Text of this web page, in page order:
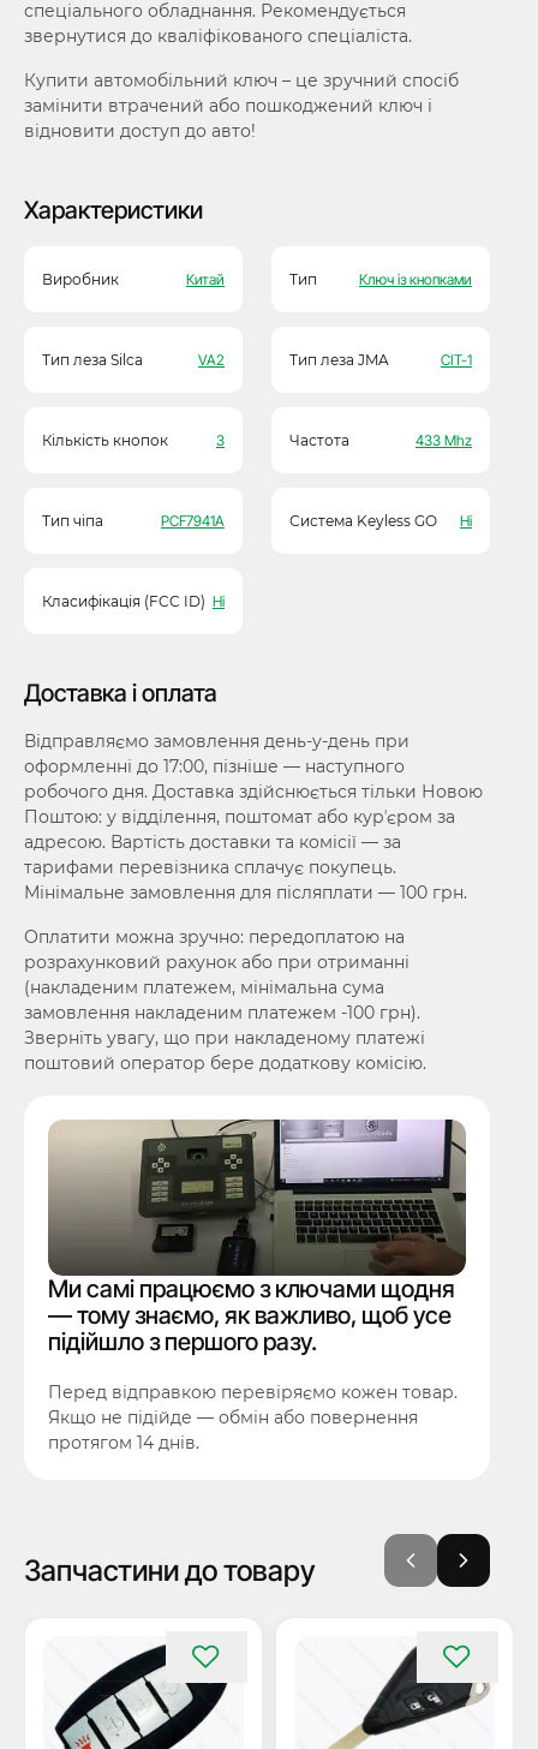
спеціального обладнання. Рекомендується
звернутися до кваліфікованого спеціаліста.
Купити автомобільний ключ – це зручний спосіб
замінити втрачений або пошкоджений ключ і
відновити доступ до авто!
Характеристики
Виробник Китай Тип Ключ із кнопками
Тип леза Silca VA2 Тип леза JMA CIT-1
Кількість кнопок 3 Частота 433 Mhz
Тип чіпа PCF7941A Система Keyless GO Ні
Класифікація (FCC ID) Ні
Доставка і оплата
Відправляємо замовлення день-у-день при
оформленні до 17:00, пізніше — наступного
робочого дня. Доставка здійснюється тільки Новою
Поштою: у відділення, поштомат або курʼєром за
адресою. Вартість доставки та комісії — за
тарифами перевізника сплачує покупець.
Мінімальне замовлення для післяплати — 100 грн.
Оплатити можна зручно: передоплатою на
розрахунковий рахунок або при отриманні
(накладеним платежем, мінімальна сума
замовлення накладеним платежем -100 грн).
Зверніть увагу, що при накладеному платежі
поштовий оператор бере додаткову комісію.
Ми самі працюємо з ключами щодня
— тому знаємо, як важливо, щоб усе
підійшло з першого разу.
Перед відправкою перевіряємо кожен товар.
Якщо не підійде — обмін або повернення
протягом 14 днів.
Запчастини до товару